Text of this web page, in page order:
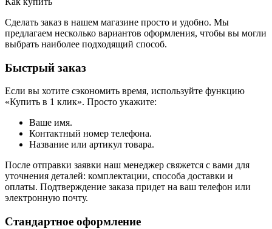
Сделать заказ в нашем магазине просто и удобно. Мы
предлагаем несколько вариантов оформления, чтобы вы могли
выбрать наиболее подходящий способ.
Быстрый заказ
Если вы хотите сэкономить время, используйте функцию
«Купить в 1 клик». Просто укажите:
Ваше имя.
Контактный номер телефона.
Название или артикул товара.
После отправки заявки наш менеджер свяжется с вами для
уточнения деталей: комплектации, способа доставки и
оплаты. Подтверждение заказа придет на ваш телефон или
электронную почту.
Стандартное оформление